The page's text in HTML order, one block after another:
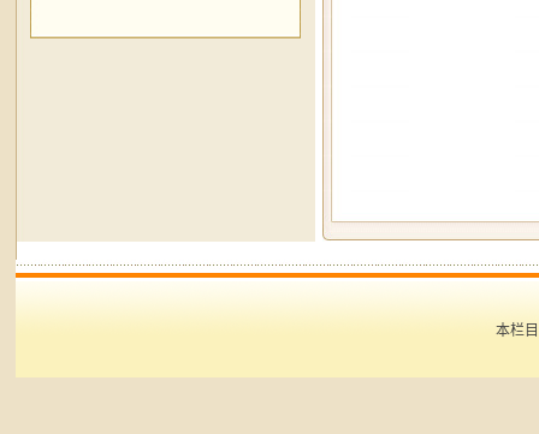
本栏